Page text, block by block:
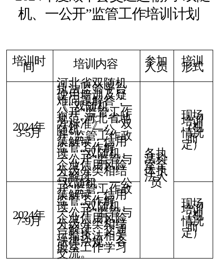
机、一公开”监管工作培训计划
培训时
间 培训内容 参加
人员 培训
形式
2024年
3-5月
河北省双随机
执法监管平台
使用培训及疑
难问题解答；
《“双随机、一
公开”监管工作
规范-河北省地
方标准》、“双
随机、一公
开”监管工作政
策解读；信用
监管工作解
读；“双随机、
一公开”监管与
企业信用风险
分级分类相结
合解读。
各执
法科
室全
体执
法人
员
现场
培训
（视
情况
而
定）
2024年
7-9月
“双随机、一公
开”监管工作政
策解读；信用
监管工作解
读；“双随机、
一公开”监管与
企业信用风险
分级分类相结
合解读；交通
运输执法相关
法律法规，各
股室工作学习
交流。
现场
培训
（视
情况
而
定）